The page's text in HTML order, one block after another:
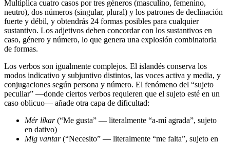
Multiplica cuatro casos por tres géneros (masculino, femenino,
neutro), dos números (singular, plural) y los patrones de declinación
fuerte y débil, y obtendrás 24 formas posibles para cualquier
sustantivo. Los adjetivos deben concordar con los sustantivos en
caso, género y número, lo que genera una explosión combinatoria
de formas.
Los verbos son igualmente complejos. El islandés conserva los
modos indicativo y subjuntivo distintos, las voces activa y media, y
conjugaciones según persona y número. El fenómeno del “sujeto
peculiar” —donde ciertos verbos requieren que el sujeto esté en un
caso oblicuo— añade otra capa de dificultad:
Mér líkar(“Me gusta” — literalmente “a-mí agrada”, sujeto
en dativo)
Mig vantar(“Necesito” — literalmente “me falta”, sujeto en